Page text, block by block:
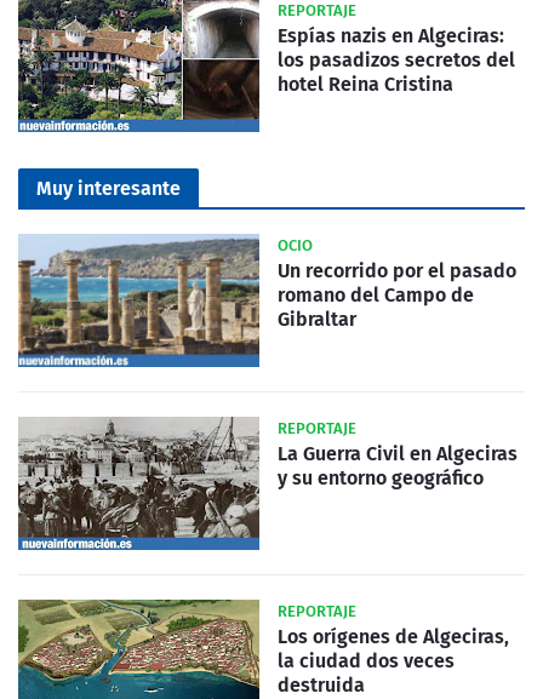
REPORTAJE
Espías nazis en Algeciras:
los pasadizos secretos del
hotel Reina Cristina
Muy interesante
OCIO
Un recorrido por el pasado
romano del Campo de
Gibraltar
REPORTAJE
La Guerra Civil en Algeciras
y su entorno geográfico
REPORTAJE
Los orígenes de Algeciras,
la ciudad dos veces
destruida